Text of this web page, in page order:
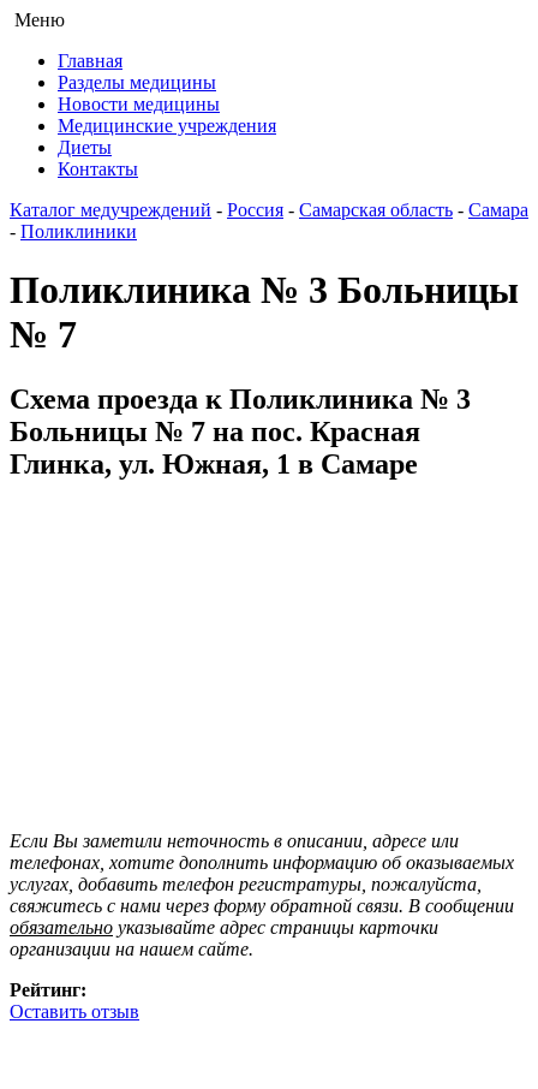
Меню
Главная
Разделы медицины
Новости медицины
Медицинские учреждения
Диеты
Контакты
Каталог медучреждений - Россия - Самарская область - Самара
- Поликлиники
Поликлиника № 3 Больницы
№ 7
Схема проезда к Поликлиника № 3
Больницы № 7 на пос. Красная
Глинка, ул. Южная, 1 в Самаре
Если Вы заметили неточность в описании, адресе или
телефонах, хотите дополнить информацию об оказываемых
услугах, добавить телефон регистратуры, пожалуйста,
свяжитесь с нами через форму обратной связи. В сообщении
обязательно указывайте адрес страницы карточки
организации на нашем сайте.
Рейтинг:
Оставить отзыв